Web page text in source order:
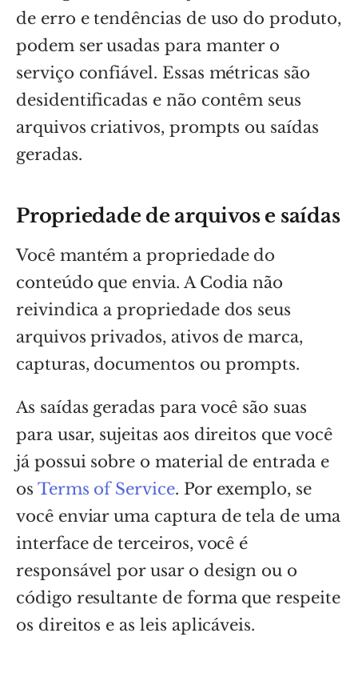
de erro e tendências de uso do produto,
podem ser usadas para manter o
serviço confiável. Essas métricas são
desidentificadas e não contêm seus
arquivos criativos, prompts ou saídas
geradas.
Propriedade de arquivos e saídas
Você mantém a propriedade do
conteúdo que envia. A Codia não
reivindica a propriedade dos seus
arquivos privados, ativos de marca,
capturas, documentos ou prompts.
As saídas geradas para você são suas
para usar, sujeitas aos direitos que você
já possui sobre o material de entrada e
os Terms of Service. Por exemplo, se
você enviar uma captura de tela de uma
interface de terceiros, você é
responsável por usar o design ou o
código resultante de forma que respeite
os direitos e as leis aplicáveis.